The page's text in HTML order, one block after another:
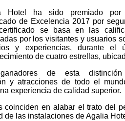
Hotel ha sido premiado por
de Excelencia 2017 por
se basa en las
por los visitantes y usuarios
y experiencias, durante el
de cuatro estrellas,
de esta distinción
y atracciones de todo el
experiencia de calidad superior.
coinciden en alabar el trato del
de las instalaciones de Agalia